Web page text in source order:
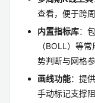
查看，便于跨
内置指标库：
（BOLL）等
势判断与网格参
画线功能：提
手动标记支撑